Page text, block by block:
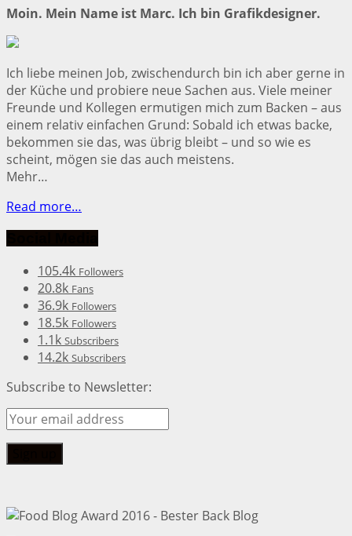
Moin. Mein Name ist Marc. Ich bin Grafikdesigner.
Ich liebe meinen Job, zwischendurch bin ich aber gerne in
der Küche und probiere neue Sachen aus. Viele meiner
Freunde und Kollegen ermutigen mich zum Backen – aus
einem relativ einfachen Grund: Sobald ich etwas backe,
bekommen sie das, was übrig bleibt – und so wie es
scheint, mögen sie das auch meistens.
Mehr…
Read more…
105.4k Followers
20.8k Fans
36.9k Followers
18.5k Followers
1.1k Subscribers
14.2k Subscribers
Subscribe to Newsletter: